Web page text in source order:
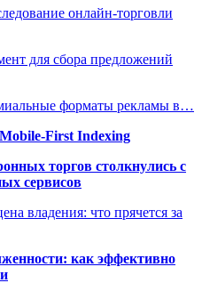
онлайн-торговли
для сбора предложений
форматы рекламы в…
Mobile-First Indexing
торгов столкнулись с
сервисов
владения: что прячется за
как эффективно